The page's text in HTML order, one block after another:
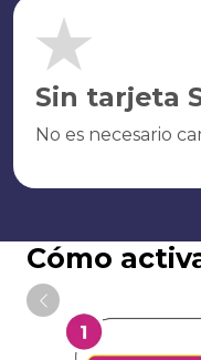
Sin tarjeta
No es necesario
Cómo